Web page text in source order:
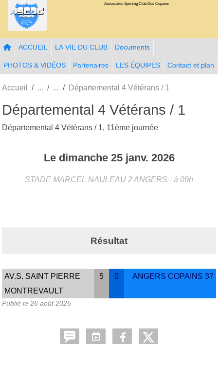
Association Sporting Club Des Copains
ACCUEIL LA VIE DU CLUB Documents
PHOTOS & VIDÉOS Partenaires LES ÉQUIPES Contact et plan
Accueil Départemental 4 Vétérans / 1
Départemental 4 Vétérans / 1
Départemental 4 Vétérans / 1, 11ème journée
Le dimanche 25 janv. 2026
STADE MARCEL NAULEAU 2ANGERS - à 09h
Résultat
AV.S. SAINT PIERRE
MONTREVAULT
5 0 ANGERS COPAINS 37
Publié le 26 août 2025
Panneau de gestion des cookies